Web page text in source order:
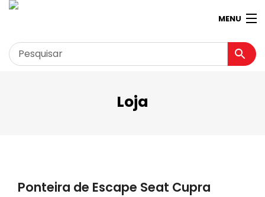
MENU
Garagem
Loja Virtual 360º
Loja
Ponteira de Escape Seat Cupra